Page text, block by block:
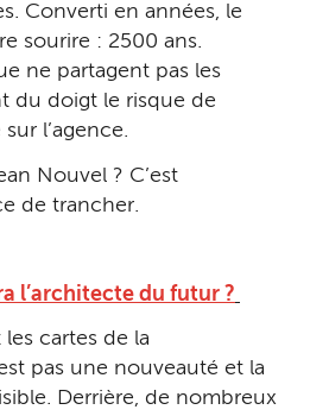
Converti en années, le
sourire : 2500 ans.
ne partagent pas les
du doigt le risque de
l’agence.
Nouvel ? C’est
de trancher.
l’architecte du futur ?
cartes de la
pas une nouveauté et la
Derrière, de nombreux